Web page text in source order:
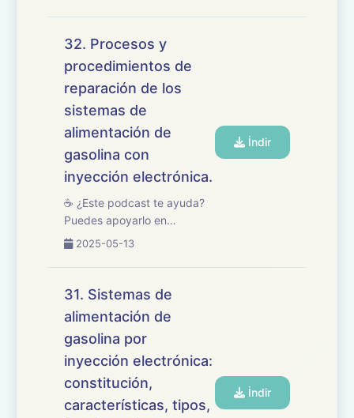
oposiciones de
Mantenimiento de Vehículos,
centrado en los sistemas d...
32. Procesos y
procedimientos de
reparación de los
sistemas de
alimentación de
gasolina con
inyección electrónica.
☕ ¿Este podcast te ayuda?
Puedes apoyarlo en
buymeacoffee.com/oposicionesfp
oposiciones de
centrado en los procesos y
procedimien...
2025-05-13
İndir
31. Sistemas de
alimentación de
gasolina por
inyección electrónica:
constitución,
características, tipos,
İndir